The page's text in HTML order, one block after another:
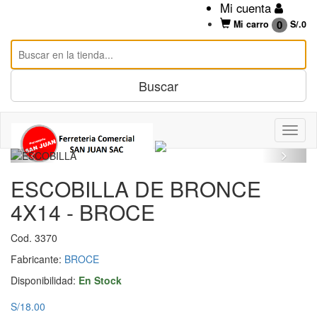
Mi cuenta
Mi carro 0 S/.0
ESCOBILLA DE BRONCE
4X14 - BROCE
Cod. 3370
Fabricante: BROCE
Disponibilidad: En Stock
S/18.00